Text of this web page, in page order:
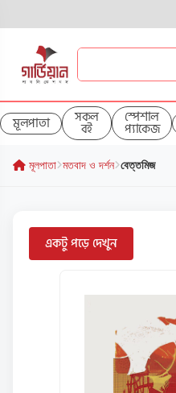
মূলপাতা সকল
বই
স্পেশাল
প্যাকেজ
মূলপাতা মতবাদ ও দর্শন বেত্তমিজ
একটু পড়ে দেখুন